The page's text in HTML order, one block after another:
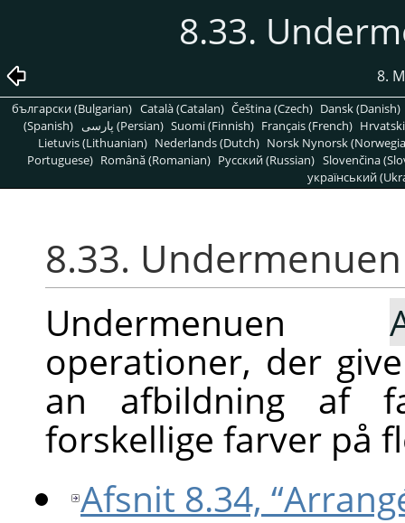
8.33.
8.
български (Bulgarian) Català (Catalan) Čeština (Czech) Dansk (Danish)
(Spanish)
پارسی (Persian) Suomi (Finnish) Français (French)
Lietuvis (Lithuanian) Nederlands (Dutch) Norsk Nynorsk
Portuguese) Română (Romanian) Pусский (Russian) Slovenčina
український
8.33.
Undermenuen
operationer, der
an afbildning af
forskellige farver på
Afsnit 8.34,